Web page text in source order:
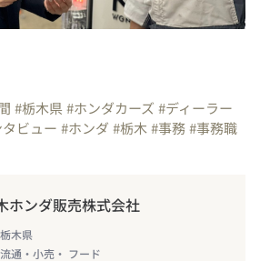
#栃木県#ホンダカーズ #ディーラー
ビュー #ホンダ #栃木#事務#事務職
ホンダ販売株式会社
栃木県
流通・小売・ フード